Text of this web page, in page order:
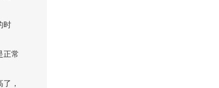
时
正常
，